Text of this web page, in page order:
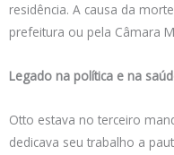
residência. A causa da
prefeitura ou pela Câmara
Legado na política e na
Otto estava no terceiro
dedicava seu trabalho a